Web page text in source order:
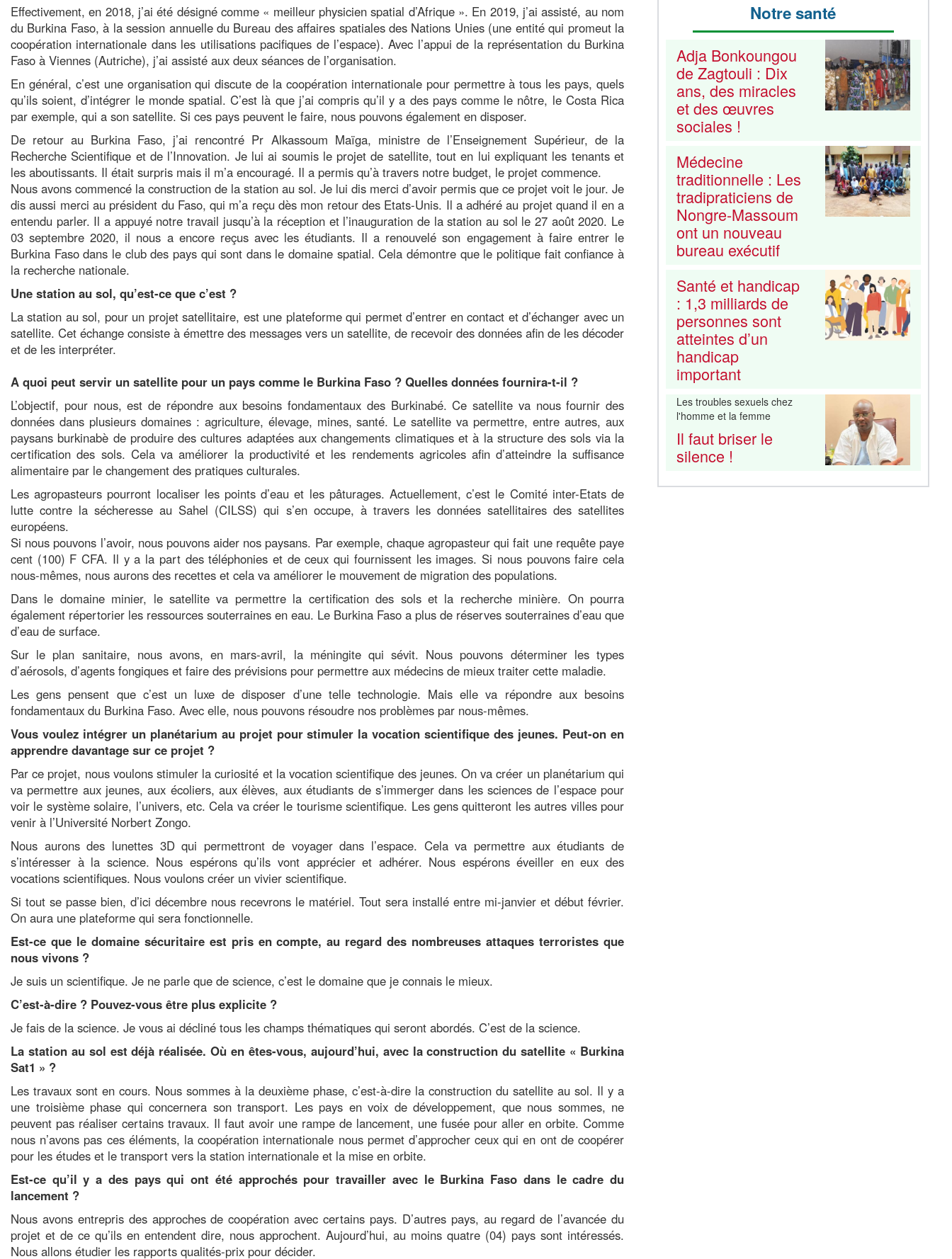
Effectivement, en 2018, j’ai été désigné comme « meilleur physicien spatial d’Afrique ». En 2019, j’ai assisté, au nom
du Burkina Faso, à la session annuelle du Bureau des affaires spatiales des Nations Unies (une entité qui promeut la
coopération internationale dans les utilisations pacifiques de l’espace). Avec l’appui de la représentation du Burkina
Faso à Viennes (Autriche), j’ai assisté aux deux séances de l’organisation.
En général, c’est une organisation qui discute de la coopération internationale pour permettre à tous les pays, quels
qu’ils soient, d’intégrer le monde spatial. C’est là que j’ai compris qu’il y a des pays comme le nôtre, le Costa Rica
par exemple, qui a son satellite. Si ces pays peuvent le faire, nous pouvons également en disposer.
De retour au Burkina Faso, j’ai rencontré Pr Alkassoum Maïga, ministre de l’Enseignement Supérieur, de la
Recherche Scientifique et de l’Innovation. Je lui ai soumis le projet de satellite, tout en lui expliquant les tenants et
les aboutissants. Il était surpris mais il m’a encouragé. Il a permis qu’à travers notre budget, le projet commence.
Nous avons commencé la construction de la station au sol. Je lui dis merci d’avoir permis que ce projet voit le jour. Je
dis aussi merci au président du Faso, qui m’a reçu dès mon retour des Etats-Unis. Il a adhéré au projet quand il en a
entendu parler. Il a appuyé notre travail jusqu’à la réception et l’inauguration de la station au sol le 27 août 2020. Le
03 septembre 2020, il nous a encore reçus avec les étudiants. Il a renouvelé son engagement à faire entrer le
Burkina Faso dans le club des pays qui sont dans le domaine spatial. Cela démontre que le politique fait confiance à
la recherche nationale.
Une station au sol, qu’est-ce que c’est ?
La station au sol, pour un projet satellitaire, est une plateforme qui permet d’entrer en contact et d’échanger avec un
satellite. Cet échange consiste à émettre des messages vers un satellite, de recevoir des données afin de les décoder
et de les interpréter.
A quoi peut servir un satellite pour un pays comme le Burkina Faso ? Quelles données fournira-t-il ?
L’objectif, pour nous, est de répondre aux besoins fondamentaux des Burkinabé. Ce satellite va nous fournir des
données dans plusieurs domaines : agriculture, élevage, mines, santé. Le satellite va permettre, entre autres, aux
paysans burkinabè de produire des cultures adaptées aux changements climatiques et à la structure des sols via la
certification des sols. Cela va améliorer la productivité et les rendements agricoles afin d’atteindre la suffisance
alimentaire par le changement des pratiques culturales.
Les agropasteurs pourront localiser les points d’eau et les pâturages. Actuellement, c’est le Comité inter-Etats de
lutte contre la sécheresse au Sahel (CILSS) qui s’en occupe, à travers les données satellitaires des satellites
européens.
Si nous pouvons l’avoir, nous pouvons aider nos paysans. Par exemple, chaque agropasteur qui fait une requête paye
cent (100) F CFA. Il y a la part des téléphonies et de ceux qui fournissent les images. Si nous pouvons faire cela
nous-mêmes, nous aurons des recettes et cela va améliorer le mouvement de migration des populations.
Dans le domaine minier, le satellite va permettre la certification des sols et la recherche minière. On pourra
également répertorier les ressources souterraines en eau. Le Burkina Faso a plus de réserves souterraines d’eau que
d’eau de surface.
Sur le plan sanitaire, nous avons, en mars-avril, la méningite qui sévit. Nous pouvons déterminer les types
d’aérosols, d’agents fongiques et faire des prévisions pour permettre aux médecins de mieux traiter cette maladie.
Les gens pensent que c’est un luxe de disposer d’une telle technologie. Mais elle va répondre aux besoins
fondamentaux du Burkina Faso. Avec elle, nous pouvons résoudre nos problèmes par nous-mêmes.
Vous voulez intégrer un planétarium au projet pour stimuler la vocation scientifique des jeunes. Peut-on en
apprendre davantage sur ce projet ?
Par ce projet, nous voulons stimuler la curiosité et la vocation scientifique des jeunes. On va créer un planétarium qui
va permettre aux jeunes, aux écoliers, aux élèves, aux étudiants de s’immerger dans les sciences de l’espace pour
voir le système solaire, l’univers, etc. Cela va créer le tourisme scientifique. Les gens quitteront les autres villes pour
venir à l’Université Norbert Zongo.
Nous aurons des lunettes 3D qui permettront de voyager dans l’espace. Cela va permettre aux étudiants de
s’intéresser à la science. Nous espérons qu’ils vont apprécier et adhérer. Nous espérons éveiller en eux des
vocations scientifiques. Nous voulons créer un vivier scientifique.
Si tout se passe bien, d’ici décembre nous recevrons le matériel. Tout sera installé entre mi-janvier et début février.
On aura une plateforme qui sera fonctionnelle.
Est-ce que le domaine sécuritaire est pris en compte, au regard des nombreuses attaques terroristes que
nous vivons ?
Je suis un scientifique. Je ne parle que de science, c’est le domaine que je connais le mieux.
C’est-à-dire ? Pouvez-vous être plus explicite ?
Je fais de la science. Je vous ai décliné tous les champs thématiques qui seront abordés. C’est de la science.
La station au sol est déjà réalisée. Où en êtes-vous, aujourd’hui, avec la construction du satellite « Burkina
Sat1 » ?
Les travaux sont en cours. Nous sommes à la deuxième phase, c’est-à-dire la construction du satellite au sol. Il y a
une troisième phase qui concernera son transport. Les pays en voix de développement, que nous sommes, ne
peuvent pas réaliser certains travaux. Il faut avoir une rampe de lancement, une fusée pour aller en orbite. Comme
nous n’avons pas ces éléments, la coopération internationale nous permet d’approcher ceux qui en ont de coopérer
pour les études et le transport vers la station internationale et la mise en orbite.
Est-ce qu’il y a des pays qui ont été approchés pour travailler avec le Burkina Faso dans le cadre du
lancement ?
Nous avons entrepris des approches de coopération avec certains pays. D’autres pays, au regard de l’avancée du
projet et de ce qu’ils en entendent dire, nous approchent. Aujourd’hui, au moins quatre (04) pays sont intéressés.
Nous allons étudier les rapports qualités-prix pour décider.
Notre santé
Adja Bonkoungou
de Zagtouli : Dix
ans, des miracles
et des œuvres
sociales !
Médecine
traditionnelle : Les
tradipraticiens de
Nongre-Massoum
ont un nouveau
bureau exécutif
Santé et handicap
: 1,3 milliards de
personnes sont
atteintes d’un
handicap
important
Les troubles sexuels chez
l'homme et la femme
Il faut briser le
silence !